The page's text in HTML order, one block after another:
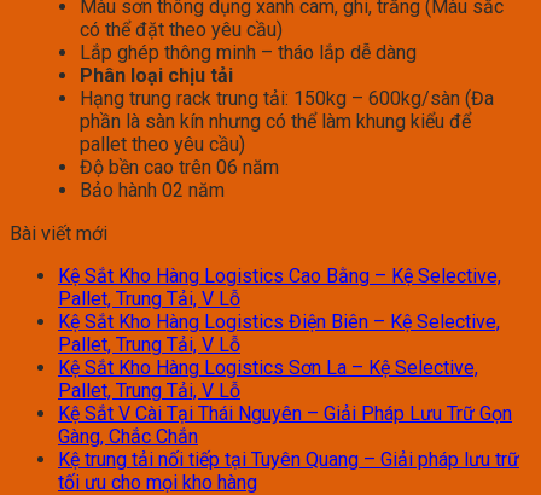
Màu sơn thông dụng xanh cam, ghi, trắng (Màu sắc
có thể đặt theo yêu cầu)
Lắp ghép thông minh – tháo lắp dễ dàng
Phân loại chịu tải
Hạng trung rack trung tải: 150kg – 600kg/sàn (Đa
phần là sàn kín nhưng có thể làm khung kiểu để
pallet theo yêu cầu)
Độ bền cao trên 06 năm
Bảo hành 02 năm
Bài viết mới
Kệ Sắt Kho Hàng Logistics Cao Bằng – Kệ Selective,
Pallet, Trung Tải, V Lỗ
Kệ Sắt Kho Hàng Logistics Điện Biên – Kệ Selective,
Pallet, Trung Tải, V Lỗ
Kệ Sắt Kho Hàng Logistics Sơn La – Kệ Selective,
Pallet, Trung Tải, V Lỗ
Kệ Sắt V Cài Tại Thái Nguyên – Giải Pháp Lưu Trữ Gọn
Gàng, Chắc Chắn
Kệ trung tải nối tiếp tại Tuyên Quang – Giải pháp lưu trữ
tối ưu cho mọi kho hàng